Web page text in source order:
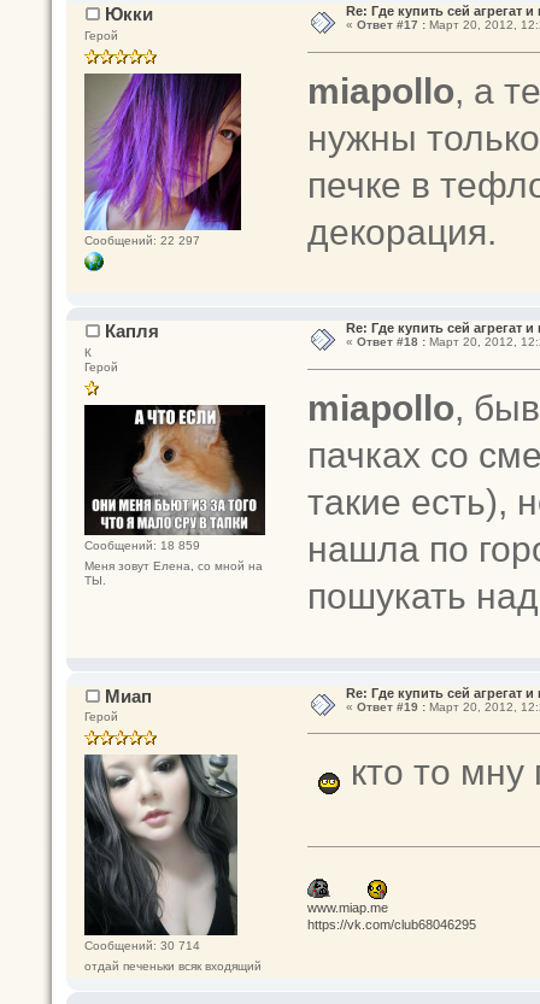
Юкки
Герой
Сообщений: 22 297
Re: Где купить сей агрегат
« Ответ #17 :Март 20, 2012,
miapollo, а
нужны
печке в
декорация.
Капля
К
Герой
Сообщений: 18 859
Меня зовут Елена, со мной на
ТЫ.
Re: Где купить сей агрегат
« Ответ #18 :Март 20, 2012,
miapollo,
пачках со
такие есть),
нашла по
пошукать
Миап
Герой
Сообщений: 30 714
отдай печеньки всяк входящий
Re: Где купить сей агрегат
« Ответ #19 :Март 20, 2012,
кто то мну
www.miap.me
https://vk.com/club68046295